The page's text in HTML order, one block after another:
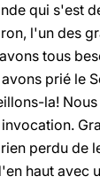
qui s'est
l'un des
tous
prié le
la!
perdu de
haut avec